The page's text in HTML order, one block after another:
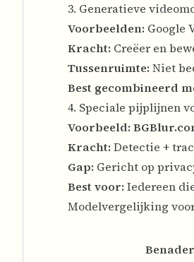
3. Generatieve
Voorbeelden: Google
Kracht: Creëer en
Tussenruimte: Niet
Best gecombineerd
4. Speciale pijplijnen
Voorbeeld:
Kracht: Detectie +
Gap: Gericht op
Best voor: Iedereen
Modelvergelijking
Benader